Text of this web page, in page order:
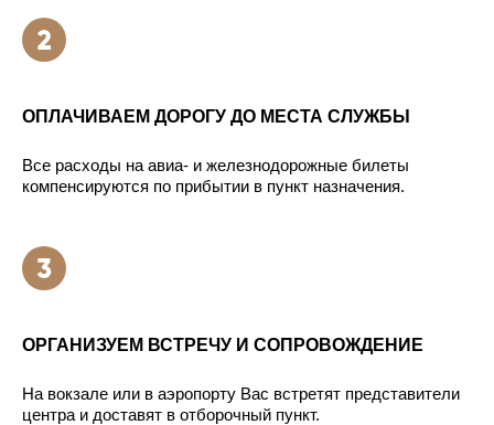
ОПЛАЧИВАЕМ ДОРОГУ ДО МЕСТА СЛУЖБЫ
Все расходы на авиа- и железнодорожные билеты
компенсируются по прибытии в пункт назначения.
ОРГАНИЗУЕМ ВСТРЕЧУ И СОПРОВОЖДЕНИЕ
На вокзале или в аэропорту Вас встретят представители
центра и доставят в отборочный пункт.